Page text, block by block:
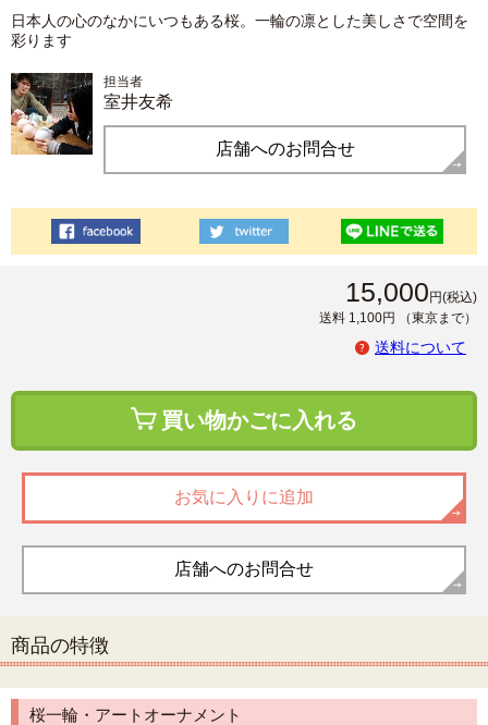
日本人の心のなかにいつもある桜。一輪の凛とした美しさで空間を
彩ります
担当者
室井友希
店舗へのお問合せ
15,000 円(税込)
送料 1,100円
（東京まで）
送料について
買い物かごに入れる
お気に入りに追加
店舗へのお問合せ
商品の特徴
桜一輪・アートオーナメント